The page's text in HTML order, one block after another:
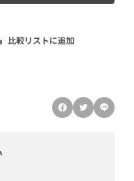
比較リストに追加